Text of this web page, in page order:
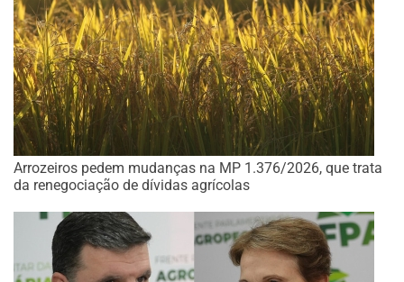
Arrozeiros pedem mudanças na MP 1.376/2026, que trata
da renegociação de dívidas agrícolas